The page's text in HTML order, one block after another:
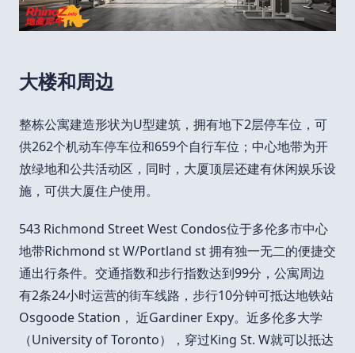
大楼和周边
整栋公寓建造形状为U型建筑，拥有地下2层停车位，可
供262个机动车停车位和659个自行车位；中心地带为开
放绿地和公共活动区，同时，大厦顶层还建有休闲娱乐设
施，可供大厦住户使用。
543 Richmond Street West Condos位于多伦多市中心
地带Richmond st W/Portland st 拥有独一无二的便捷交
通出行条件。交通指数和步行指数达到99分，公寓周边
有2条24小时运营的街车线路，步行10分钟可抵达地铁站
Osgoode Station， 近Gardiner Expy。近多伦多大学
（University of Toronto），穿过King St. W就可以抵达